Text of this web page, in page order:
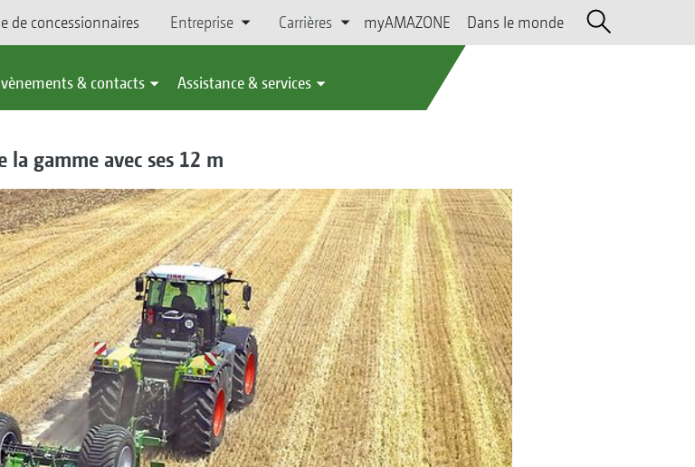
de concessionnaires Entreprise Carrières myAMAZONE Dans le monde
& contacts Assistance & services
gamme avec ses 12 m